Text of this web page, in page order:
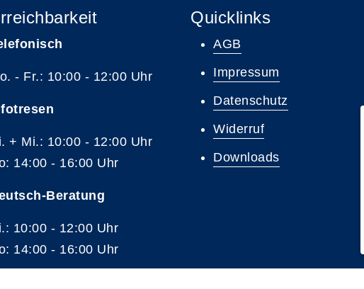
- Fr.: 10:00 - 12:00 Uhr
+ Mi.: 10:00 - 12:00 Uhr
14:00 - 16:00 Uhr
Beratung
10:00 - 12:00 Uhr
14:00 - 16:00 Uhr
Quicklinks
AGB
Impressum
Datenschutz
Widerruf
Downloads